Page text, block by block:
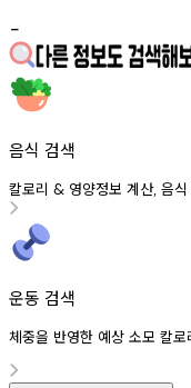
-
음식 검색
칼로리 & 영양정보 계산, 음식
운동 검색
체중을 반영한 예상 소모 칼로